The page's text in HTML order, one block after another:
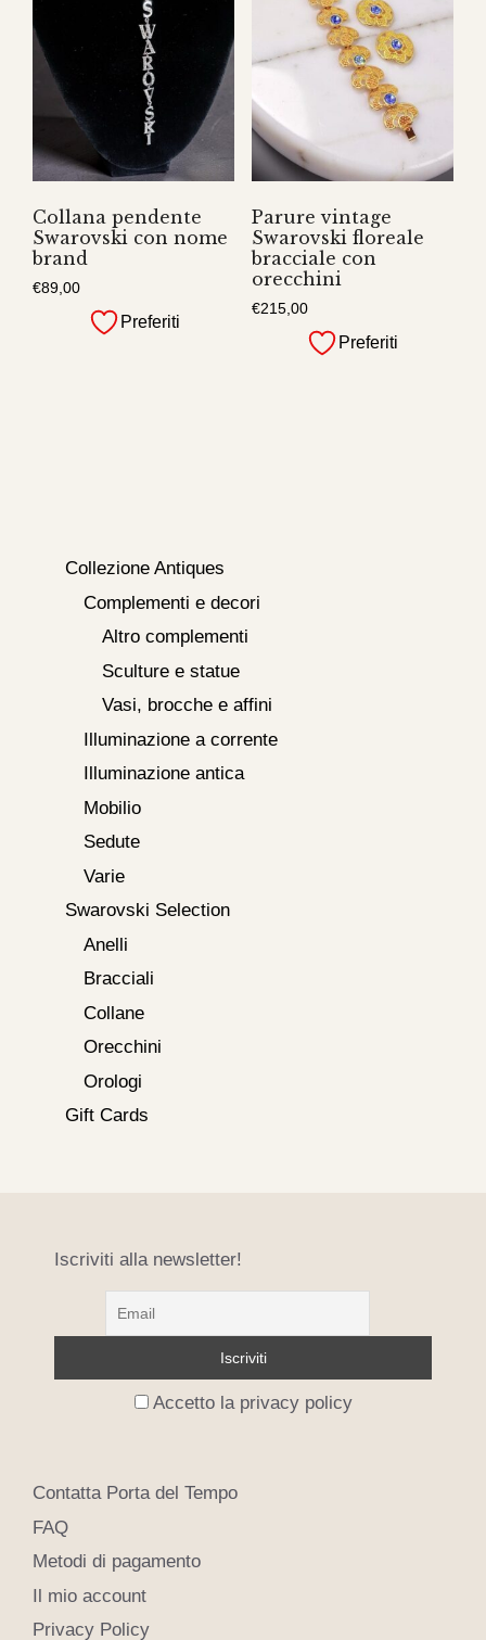
Collana pendente
Swarovski con nome
brand
€89,00
Preferiti
Parure vintage
Swarovski floreale
bracciale con
orecchini
€215,00
Preferiti
Collezione Antiques
Complementi e decori
Altro complementi
Sculture e statue
Vasi, brocche e affini
Illuminazione a corrente
Illuminazione antica
Mobilio
Sedute
Varie
Swarovski Selection
Anelli
Bracciali
Collane
Orecchini
Orologi
Gift Cards
Iscriviti alla newsletter!
Accetto la privacy policy
Contatta Porta del Tempo
FAQ
Metodi di pagamento
Il mio account
Privacy Policy